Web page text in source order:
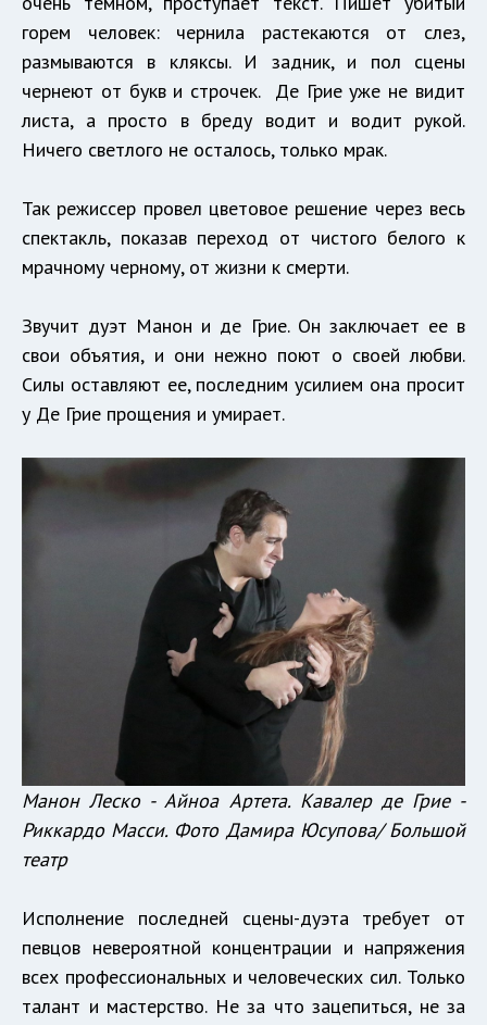
горем человек: чернила растекаются от слез,
размываются в кляксы. И задник, и пол сцены
чернеют от букв и строчек. Де Грие уже не видит
листа, а просто в бреду водит и водит рукой.
Ничего светлого не осталось, только мрак.
Так режиссер провел цветовое решение через весь
спектакль, показав переход от чистого белого к
мрачному черному, от жизни к смерти.
Звучит дуэт Манон и де Грие. Он заключает ее в
свои объятия, и они нежно поют о своей любви.
Силы оставляют ее, последним усилием она просит
у Де Грие прощения и умирает.
Манон Леско - Айноа Артета. Кавалер де Грие -
Риккардо Масси. Фото Дамира Юсупова/ Большой
театр
Исполнение последней сцены-дуэта требует от
певцов невероятной концентрации и напряжения
всех профессиональных и человеческих сил. Только
талант и мастерство. Не за что зацепиться, не за